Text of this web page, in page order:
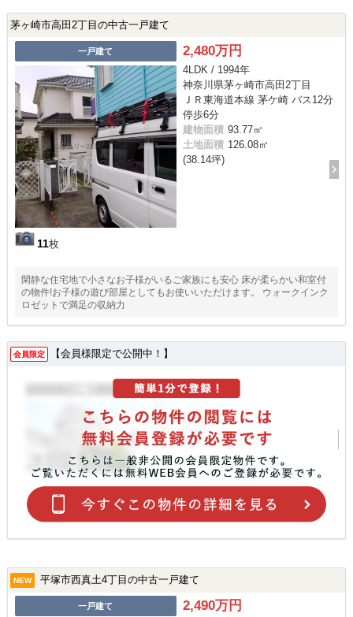
茅ヶ崎市高田2丁目の中古一戸建て
一戸建て
11枚
2,480万円
4LDK / 1994年
神奈川県茅ヶ崎市高田2丁目
ＪＲ東海道本線 茅ケ崎 バス12分
停歩6分
建物面積 93.77㎡
土地面積 126.08㎡
(38.14坪)
閑静な住宅地で小さなお子様がいるご家族にも安心 床が柔らかい和室付
の物件!お子様の遊び部屋としてもお使いいただけます。 ウォークインク
ロゼットで満足の収納力
会員限定 【会員様限定で公開中！】
NEW 平塚市西真土4丁目の中古一戸建て
一戸建て 2,490万円